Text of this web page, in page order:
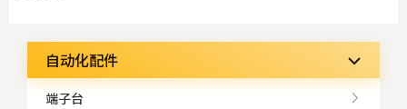
自动化配件
端子台